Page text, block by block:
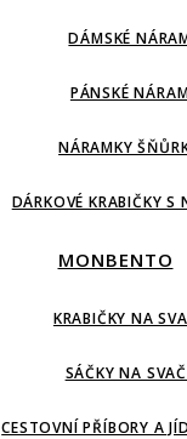
DÁMSKÉ
PÁNSKÉ
NÁRAMKY
DÁRKOVÉ KRABIČKY S
MONBENTO
KRABIČKY NA
SÁČKY NA
CESTOVNÍ PŘÍBORY A